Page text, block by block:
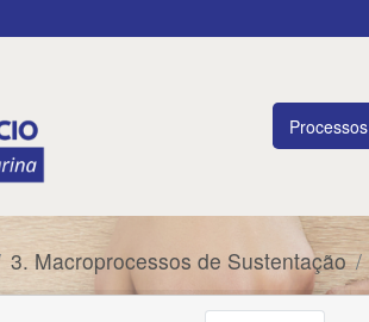
Processos
3. Macroprocessos de Sustentação